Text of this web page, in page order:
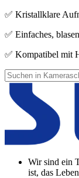
✅ Kristallklare
✅ Einfaches,
✅ Kompatibel mit
Wir sind ein
ist, das